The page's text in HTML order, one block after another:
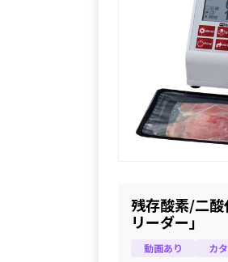
残存酸素/二
リーダー」
動画あり カ